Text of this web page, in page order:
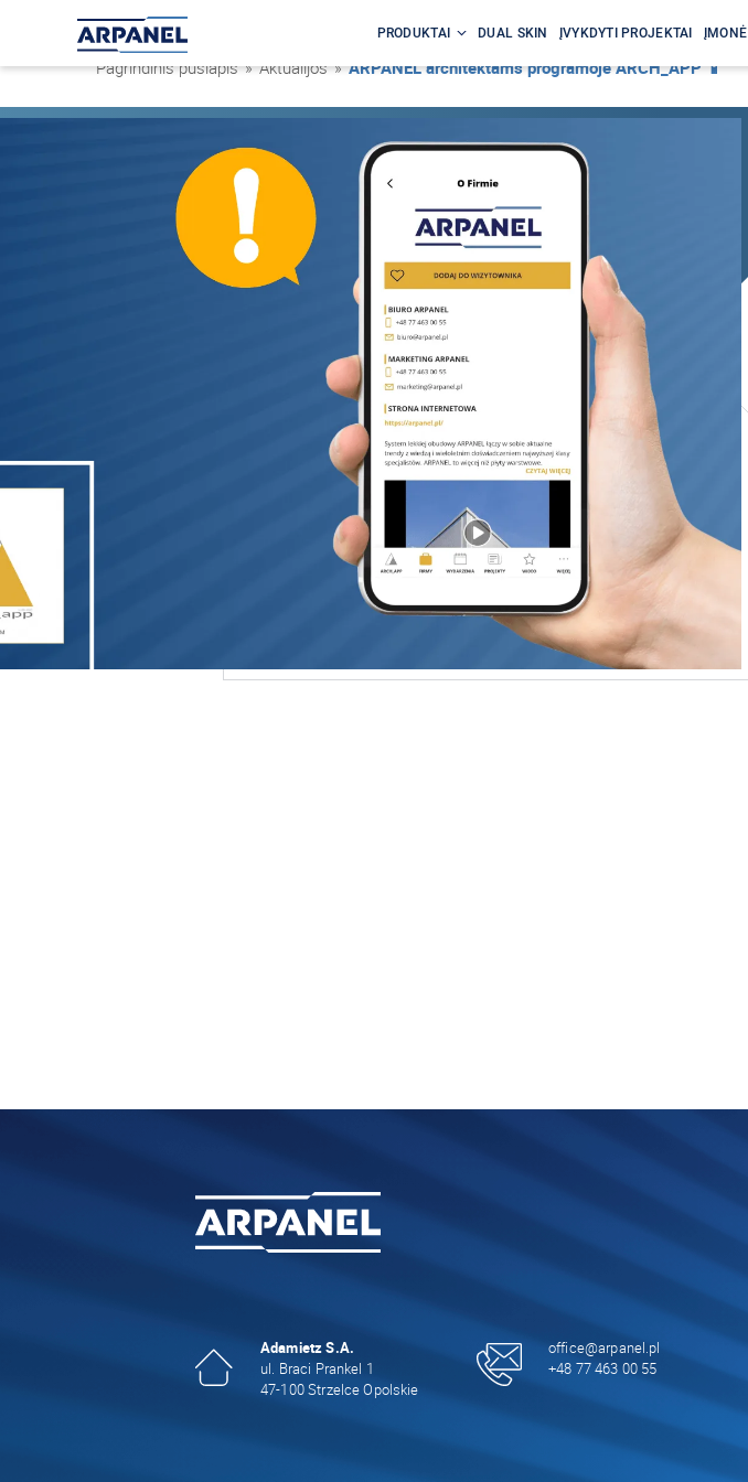
PRODUKTAI DUAL SKIN ĮVYKDYTI PROJEKTAI ĮMONĖ
Pagrindinis puslapis » Aktualijos »ARPANEL architektams programoje ARCH_APP 📱
Adamietz S.A.
ul. Braci Prankel 1
47-100 Strzelce Opolskie
office@arpanel.pl
+48 77 463 00 55